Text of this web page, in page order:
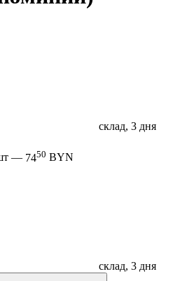
склад, 3 дня
— 7450 BYN
склад, 3 дня